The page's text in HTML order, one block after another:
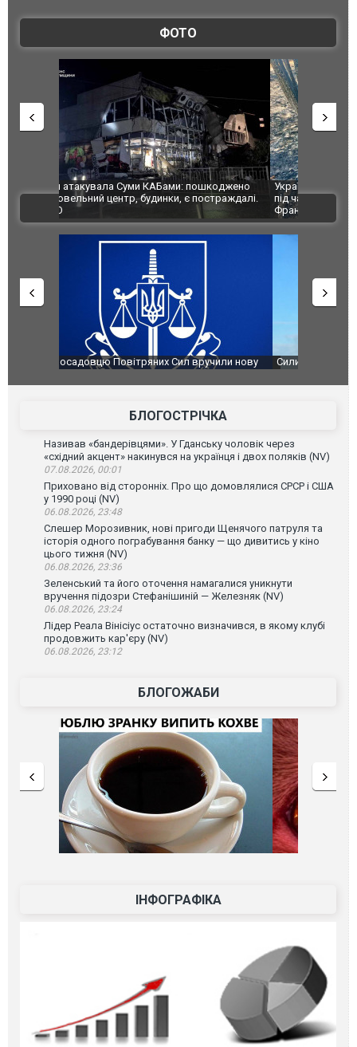
ФОТО
Українські надзвичайники врятували козуленя
під час ліквідації масштабної лісової пожежі у
Франції
СБУ за
Болгарії
ВІДЕО
Сили оборони уразили Ярославський НПЗ:
атаку. ВІДЕО
Неймар
БЛОГОСТРІЧКА
Називав «бандерівцями». У Гданську чоловік через
«східний акцент» накинувся на українця і двох поляків (NV)
07.08.2026, 00:01
Приховано від сторонніх. Про що домовлялися СРСР і США
у 1990 році (NV)
06.08.2026, 23:48
Слешер Морозивник, нові пригоди Щенячого патруля та
історія одного пограбування банку — що дивитись у кіно
цього тижня (NV)
06.08.2026, 23:36
Зеленський та його оточення намагалися уникнути
вручення підозри Стефанішиній — Железняк (NV)
06.08.2026, 23:24
Лідер Реала Вінісіус остаточно визначився, в якому клубі
продовжить кар'єру (NV)
06.08.2026, 23:12
БЛОГОЖАБИ
ІНФОГРАФІКА